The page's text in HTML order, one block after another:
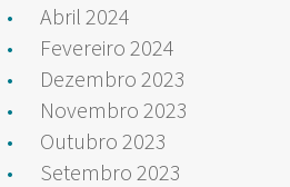
Abril 2024
Fevereiro 2024
Dezembro 2023
Novembro 2023
Outubro 2023
Setembro 2023